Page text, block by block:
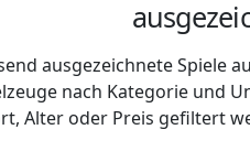
ausgezeichnete Spiele
nach Kategorie und
Alter oder Preis gefiltert